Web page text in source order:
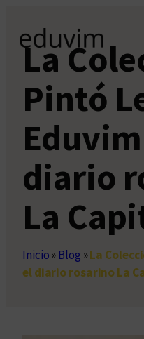
contenido
La
Pintó
diario
La
Inicio» Blog »La
el diario rosarino La